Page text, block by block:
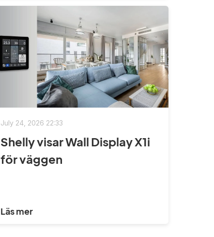
July 24, 2026 22:33
Shelly visar Wall Display X1i
för väggen
Läs mer